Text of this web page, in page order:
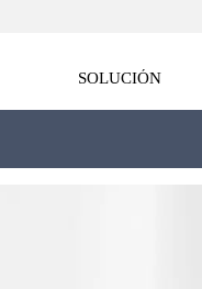
SOLUCIÓN